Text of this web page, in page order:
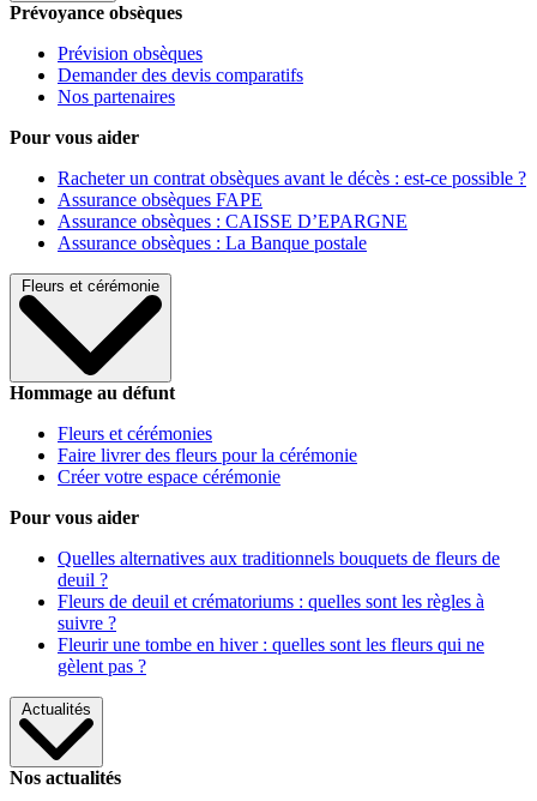
Prévoyance obsèques
Prévision obsèques
Demander des devis comparatifs
Nos partenaires
Pour vous aider
Racheter un contrat obsèques avant le décès : est-ce possible ?
Assurance obsèques FAPE
Assurance obsèques : CAISSE D’EPARGNE
Assurance obsèques : La Banque postale
Fleurs et cérémonie
Hommage au défunt
Fleurs et cérémonies
Faire livrer des fleurs pour la cérémonie
Créer votre espace cérémonie
Pour vous aider
Quelles alternatives aux traditionnels bouquets de fleurs de
deuil ?
Fleurs de deuil et crématoriums : quelles sont les règles à
suivre ?
Fleurir une tombe en hiver : quelles sont les fleurs qui ne
gèlent pas ?
Actualités
Nos actualités